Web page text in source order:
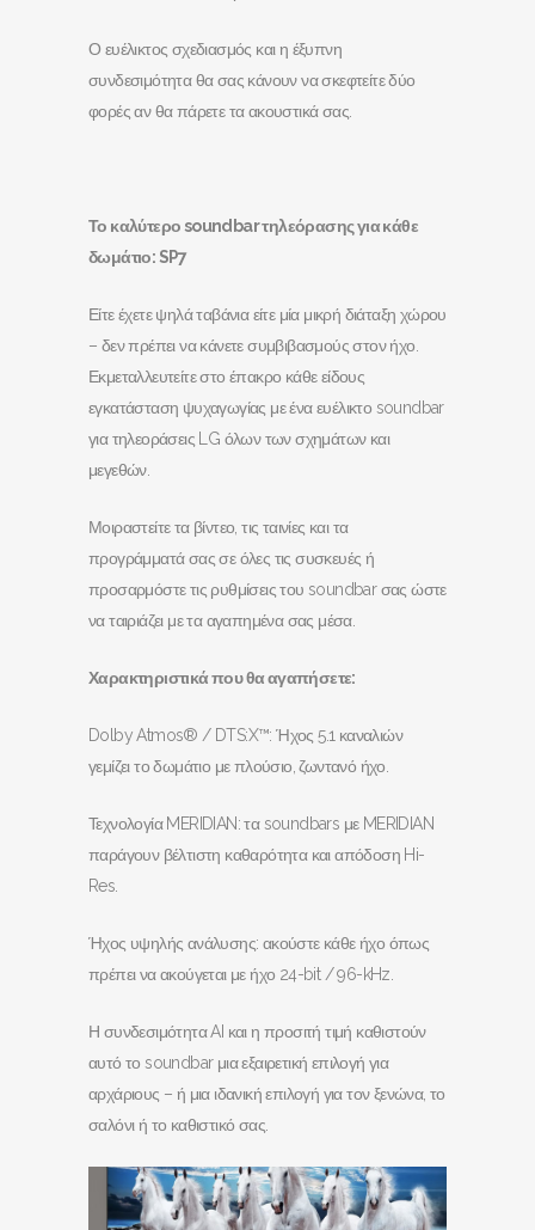
Ο ευέλικτος σχεδιασμός και η έξυπνη
συνδεσιμότητα θα σας κάνουν να σκεφτείτε δύο
φορές αν θα πάρετε τα ακουστικά σας.
Το καλύτερο soundbarτηλεόρασης για κάθε
δωμάτιο: SP7
Είτε έχετε ψηλά ταβάνια είτε μία μικρή διάταξη χώρου
– δεν πρέπει να κάνετε συμβιβασμούς στον ήχο.
Εκμεταλλευτείτε στο έπακρο κάθε είδους
εγκατάσταση ψυχαγωγίας με ένα ευέλικτο soundbar
για τηλεοράσεις LG όλων των σχημάτων και
μεγεθών.
Μοιραστείτε τα βίντεο, τις ταινίες και τα
προγράμματά σας σε όλες τις συσκευές ή
προσαρμόστε τις ρυθμίσεις του soundbar σας ώστε
να ταιριάζει με τα αγαπημένα σας μέσα.
Χαρακτηριστικά που θα αγαπήσετε:
Dolby Atmos® / DTS:X™: Ήχος 5.1 καναλιών
γεμίζει το δωμάτιο με πλούσιο, ζωντανό ήχο.
Τεχνολογία MERIDIAN: τα soundbars με MERIDIAN
παράγουν βέλτιστη καθαρότητα και απόδοση Hi-
Res.
Ήχος υψηλής ανάλυσης: ακούστε κάθε ήχο όπως
πρέπει να ακούγεται με ήχο 24-bit / 96-kHz.
Η συνδεσιμότητα AI και η προσιτή τιμή καθιστούν
αυτό το soundbar μια εξαιρετική επιλογή για
αρχάριους – ή μια ιδανική επιλογή για τον ξενώνα, το
σαλόνι ή το καθιστικό σας.